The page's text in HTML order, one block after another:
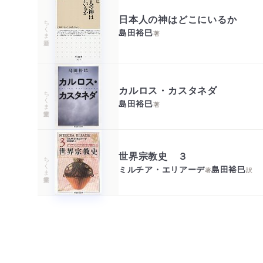
ちくま新書 日本人の神はどこにいるか
島田裕巳著
ちくま学芸文庫 カルロス・カスタネダ
島田裕巳著
ちくま学芸文庫 世界宗教史 ３
ミルチア・エリアーデ著島田裕巳訳